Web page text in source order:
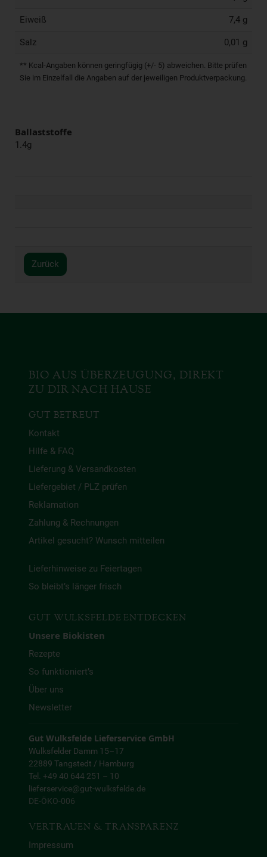
Eiweiß 7,4 g
Salz 0,01 g
** Kcal-Angaben können geringfügig (+/- 5) abweichen. Bitte prüfen
Sie im Einzelfall die Angaben auf der jeweiligen Produktverpackung.
Ballaststoffe
1.4g
Zurück
BIO AUS ÜBERZEUGUNG, DIREKT
ZU DIR NACH HAUSE
GUT BETREUT
Kontakt
Hilfe & FAQ
Lieferung & Versandkosten
Liefergebiet / PLZ prüfen
Reklamation
Zahlung & Rechnungen
Artikel gesucht? Wunsch mitteilen
Lieferhinweise zu Feiertagen
So bleibt’s länger frisch
GUT WULKSFELDE ENTDECKEN
Unsere Biokisten
Rezepte
So funktioniert’s
Über uns
Newsletter
Gut Wulksfelde Lieferservice GmbH
Wulksfelder Damm 15–17
22889 Tangstedt / Hamburg
Tel. +49 40 644 251 – 10
lieferservice@gut-wulksfelde.de
DE-ÖKO-006
VERTRAUEN & TRANSPARENZ
Impressum